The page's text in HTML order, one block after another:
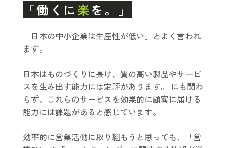
「働くに楽を。」
「日本の中小企業は生産性が低い」とよく言われ
ます。
日本はものづくりに長け、質の高い製品やサービ
スを生み出す能力には定評があります。 にも関わ
らず、これらのサービスを効果的に顧客に届ける
能力には課題があると感じています。
効率的に営業活動に取り組もうと思っても、「営